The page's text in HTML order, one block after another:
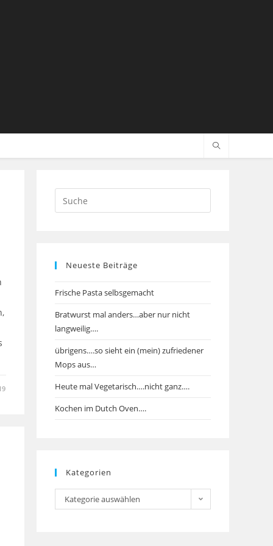
Search
this
Neueste Beiträge
Frische Pasta selbsgemacht
Bratwurst mal anders…aber nur nicht
langweilig….
übrigens….so sieht ein (mein) zufriedener
Mops aus…
Heute mal Vegetarisch….nicht ganz….
Kochen im Dutch Oven….
Kategorien
Kategorien
Kategorie auswählen